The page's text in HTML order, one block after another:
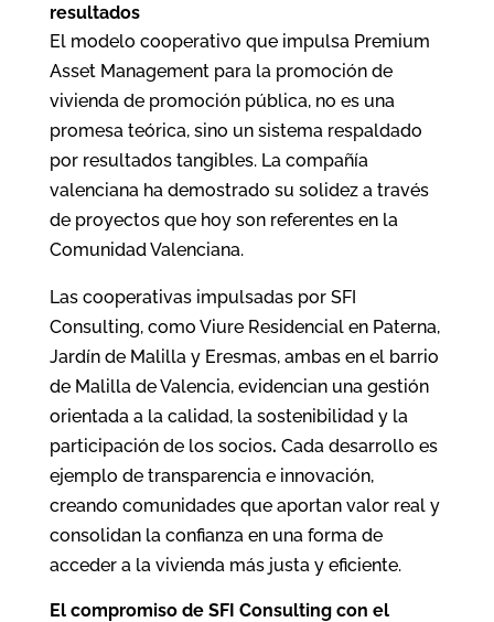
resultados
El modelo cooperativo que impulsa Premium
Asset Management para la promoción de
vivienda de promoción pública, no es una
promesa teórica, sino un sistema respaldado
por resultados tangibles. La compañía
valenciana ha demostrado su solidez a través
de proyectos que hoy son referentes en la
Comunidad Valenciana.
Las cooperativas impulsadas por SFI
Consulting, como Viure Residencial en Paterna,
Jardín de Malilla y Eresmas, ambas en el barrio
de Malilla de Valencia, evidencian una gestión
orientada a la calidad, la sostenibilidad y la
participación de los socios. Cada desarrollo es
ejemplo de transparencia e innovación,
creando comunidades que aportan valor real y
consolidan la confianza en una forma de
acceder a la vivienda más justa y eficiente.
El compromiso de SFI Consulting con el